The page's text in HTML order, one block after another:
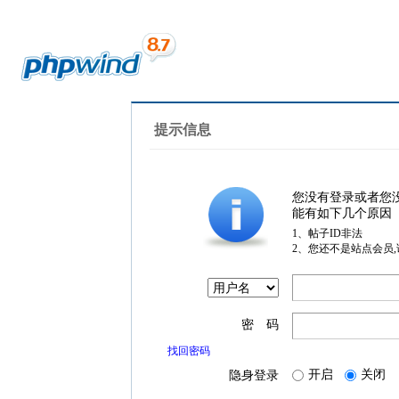
提示信息
您没有登录或者您
能有如下几个原因
1、帖子ID非法
2、您还不是站点会员
密 码
找回密码
隐身登录 开启 关闭